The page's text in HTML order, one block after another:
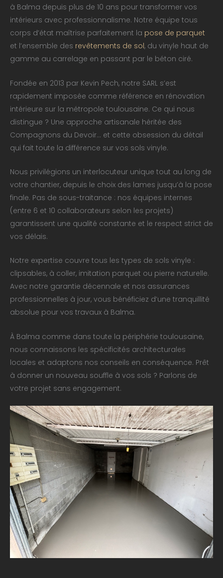
à Balma depuis plus de 10 ans pour transformer vos
intérieurs avec professionnalisme. Notre équipe tous
corps d’état maîtrise parfaitement la pose de parquet
et l’ensemble des revêtements de sol, du vinyle haut de
gamme au carrelage en passant par le béton ciré.
Fondée en 2013 par Kevin Pech, notre SARL s’est
rapidement imposée comme référence en rénovation
intérieure sur la métropole toulousaine. Ce qui nous
distingue ? Une approche artisanale héritée des
Compagnons du Devoir… et cette obsession du détail
qui fait toute la différence sur vos sols vinyle.
Nous privilégions un interlocuteur unique tout au long de
votre chantier, depuis le choix des lames jusqu’à la pose
finale. Pas de sous-traitance : nos équipes internes
(entre 6 et 10 collaborateurs selon les projets)
garantissent une qualité constante et le respect strict de
vos délais.
Notre expertise couvre tous les types de sols vinyle :
clipsables, à coller, imitation parquet ou pierre naturelle.
Avec notre garantie décennale et nos assurances
professionnelles à jour, vous bénéficiez d’une tranquillité
absolue pour vos travaux à Balma.
À Balma comme dans toute la périphérie toulousaine,
nous connaissons les spécificités architecturales
locales et adaptons nos conseils en conséquence. Prêt
à donner un nouveau souffle à vos sols ? Parlons de
votre projet sans engagement.